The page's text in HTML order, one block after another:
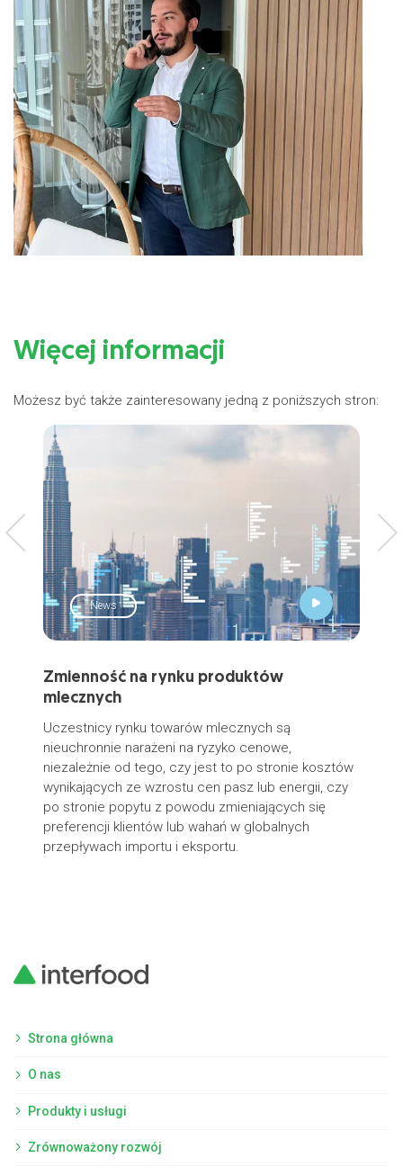
Więcej informacji
Możesz być także zainteresowany jedną z poniższych stron:
News
Zmienność na rynku produktów
mlecznych
Uczestnicy rynku towarów mlecznych są
nieuchronnie narażeni na ryzyko cenowe,
niezależnie od tego, czy jest to po stronie kosztów
wynikających ze wzrostu cen pasz lub energii, czy
po stronie popytu z powodu zmieniających się
preferencji klientów lub wahań w globalnych
przepływach importu i eksportu.
Strona główna
O nas
Produkty i usługi
Zrównoważony rozwój